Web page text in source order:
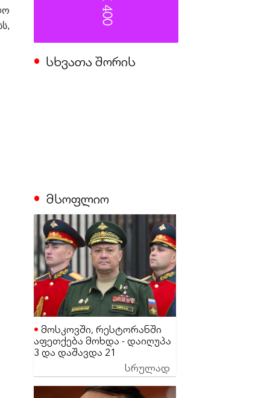
სხვათა შორის
მსოფლიო
მოსკოვში, რესტორანში
აფეთქება მოხდა - დაიღუპა
3 და დაშავდა 21
მაღალჩინოსანი სამხედრო
პირი
სრულად